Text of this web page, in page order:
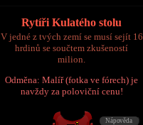
Rytíři Kulatého stolu
V jedné z tvých zemí se musí sejít 16
hrdinů se součtem zkušeností
milion.
Odměna: Malíř (fotka ve fórech) je
navždy za poloviční cenu!